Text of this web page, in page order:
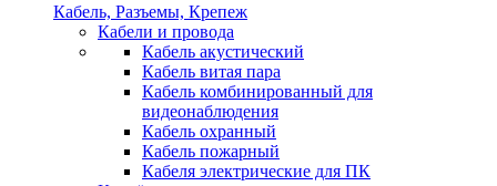
Кабель, Разъемы, Крепеж
Кабели и провода
Кабель акустический
Кабель витая пара
Кабель комбинированный для
видеонаблюдения
Кабель охранный
Кабель пожарный
Кабеля электрические для ПК